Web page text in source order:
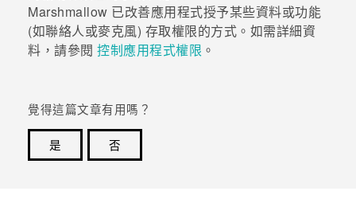
Marshmallow 已改善應用程式授予某些資料或功能
(如聯絡人或麥克風) 存取權限的方式。如需詳細資
料，請參閱 控制應用程式權限 。
覺得這篇文章有用嗎？
是
否